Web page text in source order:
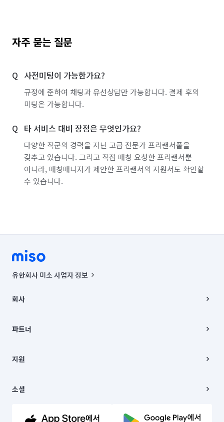
자주 묻는 질문
사전미팅이 가능한가요?
규정에 준하여 채팅과 유선상담만 가능합니다. 결제 후의
미팅은 가능합니다.
타 서비스 대비 장점은 무엇인가요?
다양한 직군의 경력을 지닌 고급 전문가 프리랜서풀을
갖추고 있습니다. 그리고 직접 매칭 요청한 프리랜서뿐
아니라, 매칭매니저가 제안한 프리랜서의 지원서도 확인할
수 있습니다.
유한회사 미소 사업자 정보
00019 |
주소 | 본사: 서울특별시 종로구 율곡로 6(중학동, 트윈트리빌딩) B동 5층
컨택센터 : 서울특별시 종로구 수송동 율곡로 24, 7층, 8층 미소
상품, 상품정보, 거래에 관한 의무와 책임은 거래당사자에게 있습니다.
언론 보도 관련 문의:
© 유한회사 미소. Miso, Inc. All Rights Reserved.
회사
채용
파트너
이사
지원
이용약관
문의하기
소셜
유튜브